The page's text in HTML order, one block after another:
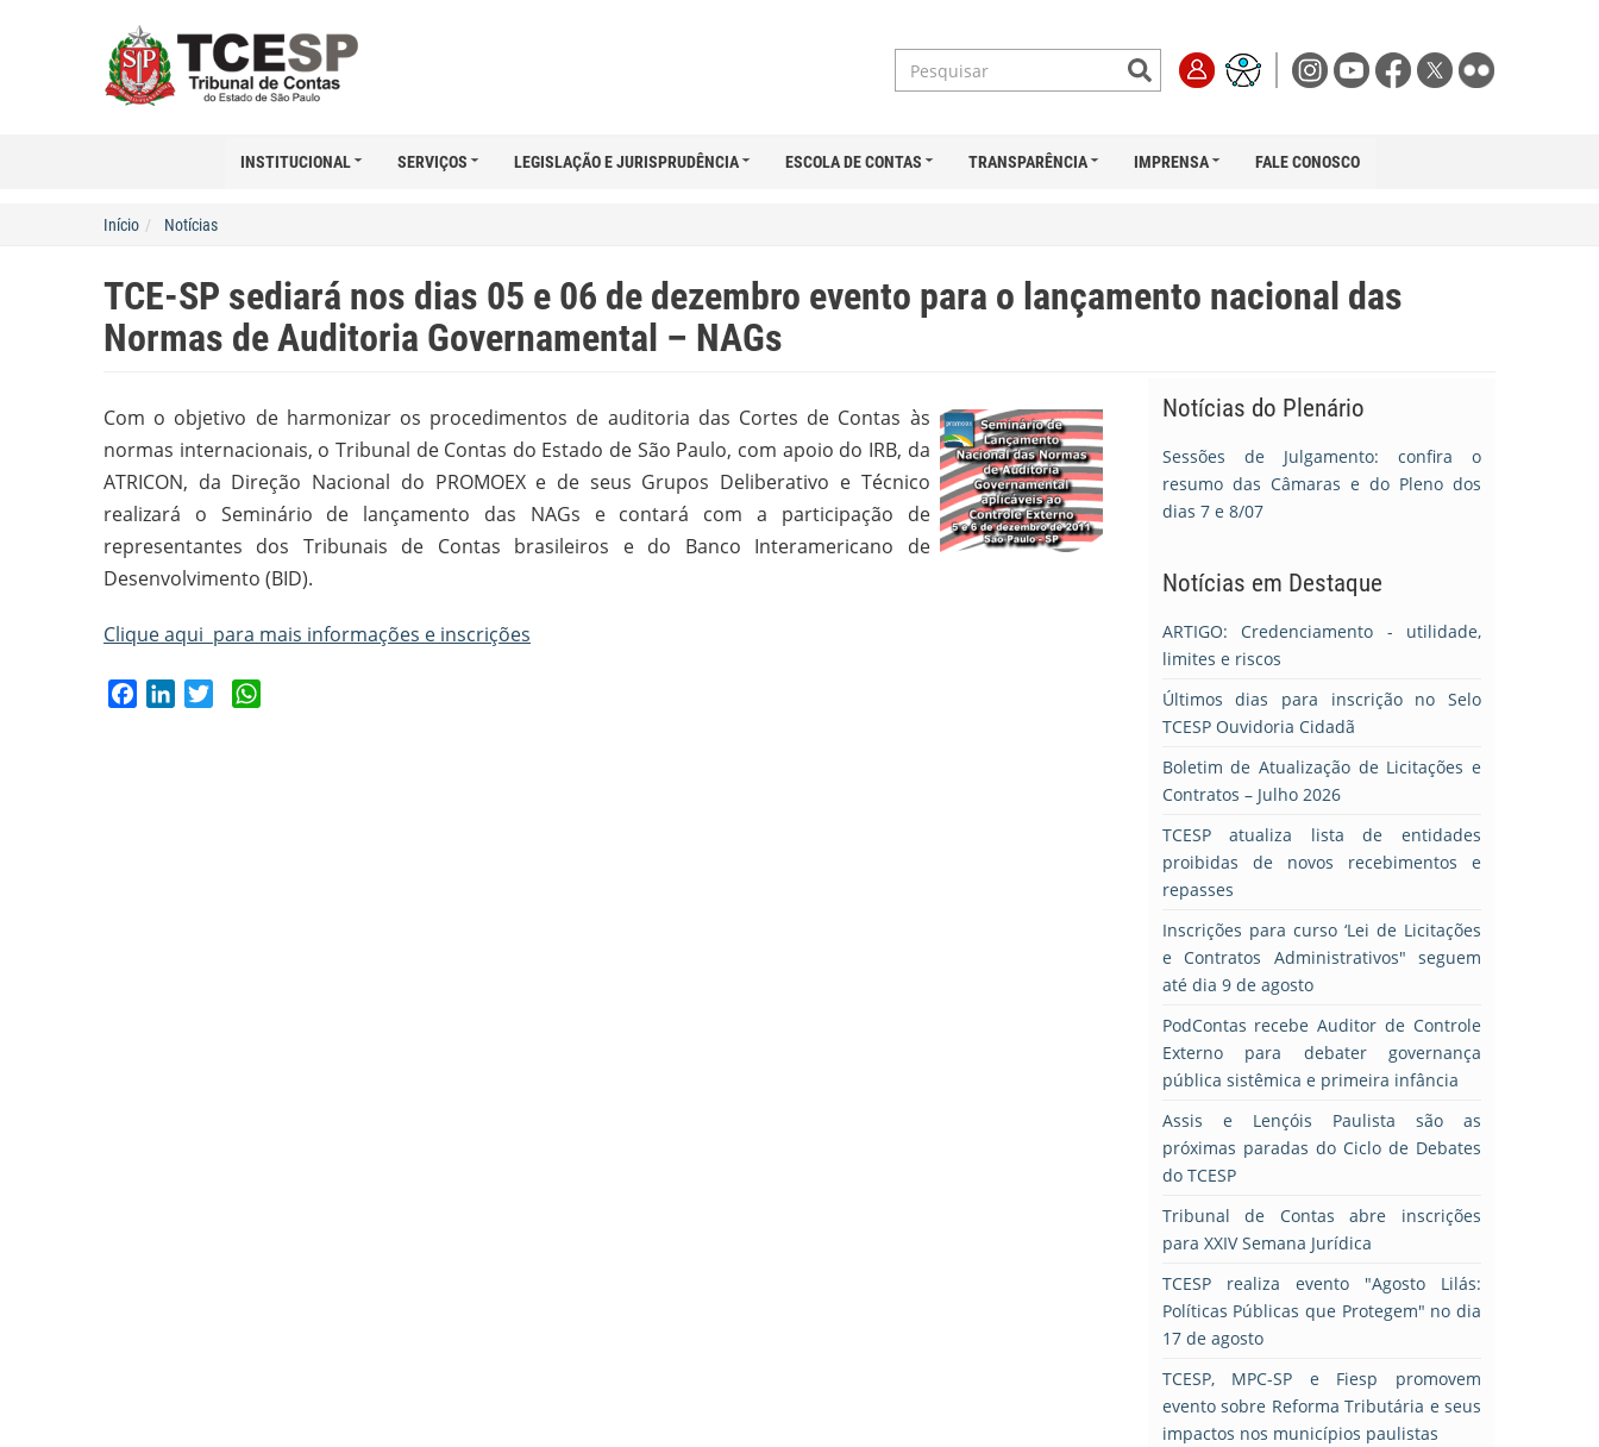
INSTITUCIONAL SERVIÇOS LEGISLAÇÃO E JURISPRUDÊNCIA ESCOLA DE CONTAS TRANSPARÊNCIA IMPRENSA FALE CONOSCO
Início Notícias
TCE-SP sediará nos dias 05 e 06 de dezembro evento para o lançamento nacional das
Normas de Auditoria Governamental – NAGs
Com o objetivo de harmonizar os procedimentos de auditoria das Cortes de Contas às
normas internacionais, o Tribunal de Contas do Estado de São Paulo, com apoio do IRB, da
ATRICON, da Direção Nacional do PROMOEX e de seus Grupos Deliberativo e Técnico
realizará o Seminário de lançamento das NAGs e contará com a participação de
representantes dos Tribunais de Contas brasileiros e do Banco Interamericano de
Desenvolvimento (BID).
Clique aqui para mais informações e inscrições
FacebookLinkedIn
Twitter
Notícias do Plenário
Sessões de Julgamento: confira o
resumo das Câmaras e do Pleno dos
dias 7 e 8/07
Notícias em Destaque
ARTIGO: Credenciamento - utilidade,
limites e riscos
Últimos dias para inscrição no Selo
TCESP Ouvidoria Cidadã
Boletim de Atualização de Licitações e
Contratos – Julho 2026
TCESP atualiza lista de entidades
proibidas de novos recebimentos e
repasses
Inscrições para curso ‘Lei de Licitações
e Contratos Administrativos" seguem
até dia 9 de agosto
PodContas recebe Auditor de Controle
Externo para debater governança
pública sistêmica e primeira infância
Assis e Lençóis Paulista são as
próximas paradas do Ciclo de Debates
do TCESP
Tribunal de Contas abre inscrições
para XXIV Semana Jurídica
TCESP realiza evento "Agosto Lilás:
Políticas Públicas que Protegem" no dia
17 de agosto
TCESP, MPC-SP e Fiesp promovem
evento sobre Reforma Tributária e seus
impactos nos municípios paulistas